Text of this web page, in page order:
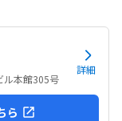
えれば高いとは思
す。子どもが自発
た。最初からたく
たの...
ル本館305号
詳細
ら